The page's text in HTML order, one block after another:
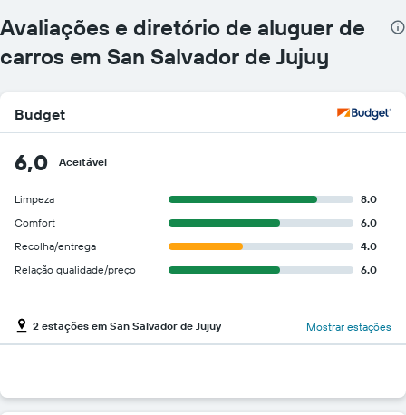
Avaliações e diretório de aluguer de
carros em San Salvador de Jujuy
Budget
6,0 Aceitável
Limpeza
8.0
Comfort
6.0
Recolha/entrega
4.0
Relação qualidade/preço
6.0
2 estações em San Salvador de Jujuy Mostrar estações